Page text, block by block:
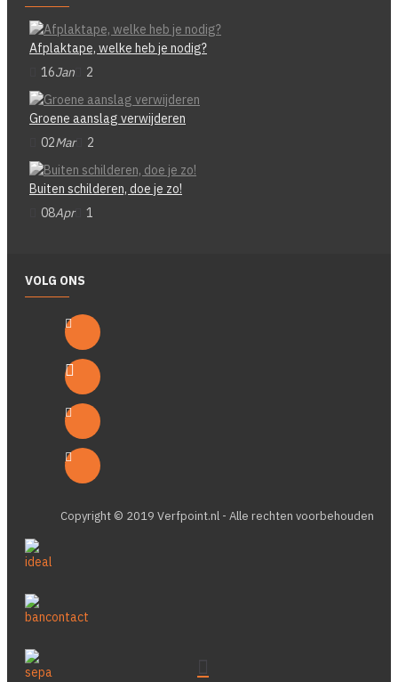
Afplaktape, welke heb je nodig?
16Jan 2
Groene aanslag verwijderen
02Mar 2
Buiten schilderen, doe je zo!
08Apr 1
VOLG ONS
Copyright © 2019 Verfpoint.nl - Alle rechten voorbehouden